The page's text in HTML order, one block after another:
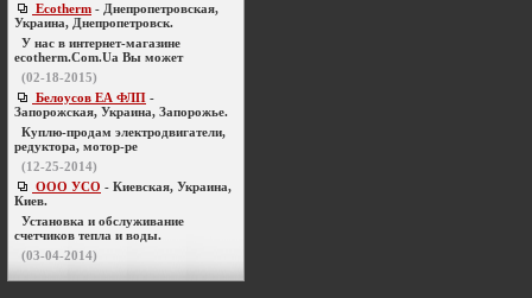
Ecotherm - Днепропетровская,
Украина, Днепропетровск.
У нас в интернет-магазине
ecotherm.Com.Ua Вы может
(02-18-2015)
Белоусов ЕА ФЛП -
Запорожская, Украина, Запорожье.
Куплю-продам электродвигатели,
редуктора, мотор-ре
(12-25-2014)
ООО УСО - Киевская, Украина,
Киев.
Установка и обслуживание
счетчиков тепла и воды.
(03-04-2014)